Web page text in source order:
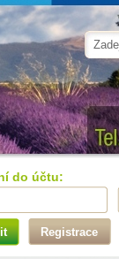
do účtu:
Registrace